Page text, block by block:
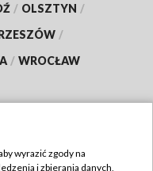
/ OLSZTYN /
/
/ WROCŁAW
wyrazić zgody na
i zbierania danych,